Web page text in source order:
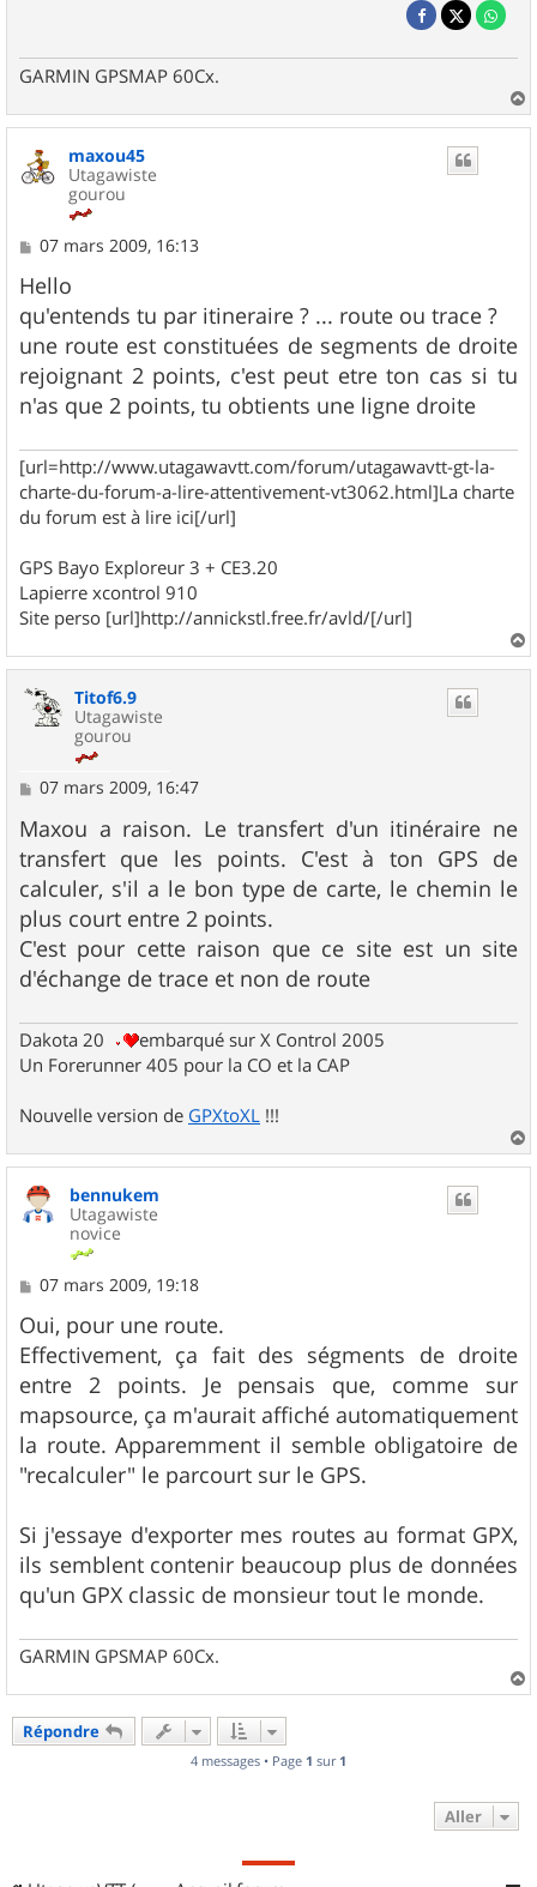
GARMIN GPSMAP 60Cx.
a
u
maxou45
Utagawiste
gourou
M
s
s
a
g
e
07 mars 2009, 16:13
Hello
qu'entends tu par itineraire ? ... route ou trace ?
une route est constituées de segments de droite
rejoignant 2 points, c'est peut etre ton cas si tu
n'as que 2 points, tu obtients une ligne droite
[url=http://www.utagawavtt.com/forum/utagawavtt-gt-la-
charte-du-forum-a-lire-attentivement-vt3062.html]La charte
du forum est à lire ici[/url]
GPS Bayo Exploreur 3 + CE3.20
Lapierre xcontrol 910
Site perso [url]http://annickstl.free.fr/avld/[/url]
a
Titof6.9
Utagawiste
gourou
M
s
s
a
g
e
07 mars 2009, 16:47
Maxou a raison. Le transfert d'un itinéraire ne
transfert que les points. C'est à ton GPS de
calculer, s'il a le bon type de carte, le chemin le
plus court entre 2 points.
C'est pour cette raison que ce site est un site
d'échange de trace et non de route
Dakota 20
embarqué sur X Control 2005
Un Forerunner 405 pour la CO et la CAP
Nouvelle version de GPXtoXL !!!
a
bennukem
Utagawiste
novice
M
s
s
a
g
e
07 mars 2009, 19:18
Oui, pour une route.
Effectivement, ça fait des ségments de droite
entre 2 points. Je pensais que, comme sur
mapsource, ça m'aurait affiché automatiquement
la route. Apparemment il semble obligatoire de
"recalculer" le parcourt sur le GPS.
Si j'essaye d'exporter mes routes au format GPX,
ils semblent contenir beaucoup plus de données
qu'un GPX classic de monsieur tout le monde.
GARMIN GPSMAP 60Cx.
a
Répondre
4 messages • Page 1 sur 1
Aller